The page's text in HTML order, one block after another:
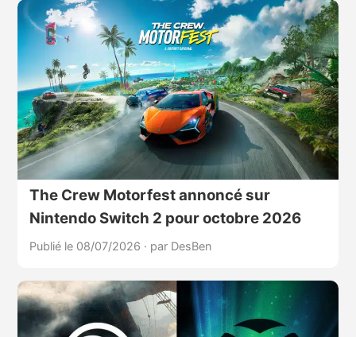
The Crew Motorfest annoncé sur
Nintendo Switch 2 pour octobre 2026
Publié le 08/07/2026 · par DesBen